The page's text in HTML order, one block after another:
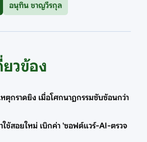
อนุทิน ชาญวีรกุล
ยวข้อง
ตุกราดยิง เมื่อโศกนาฏกรรมซับซ้อนกว่า
ช้สอยใหม่ เบิกค่า 'ซอฟต์แวร์-AI-ตรวจ